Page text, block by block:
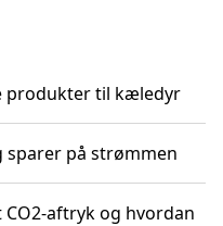
produkter til kæledyr
på strømmen
aftryk og hvordan